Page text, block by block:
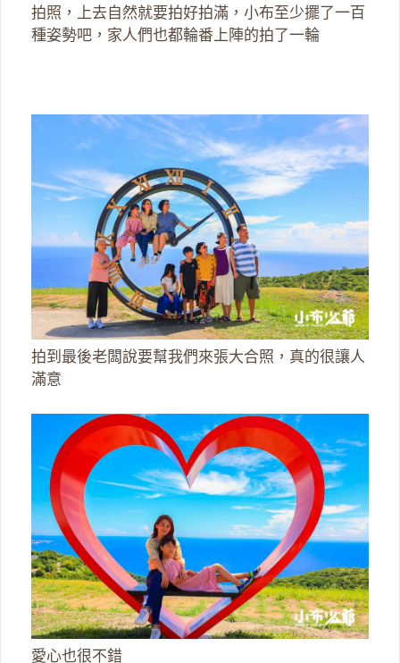
拍照，上去自然就要拍好拍滿，小布至少擺了一百
種姿勢吧，家人們也都輪番上陣的拍了一輪
拍到最後老闆說要幫我們來張大合照，真的很讓人
滿意
愛心也很不錯